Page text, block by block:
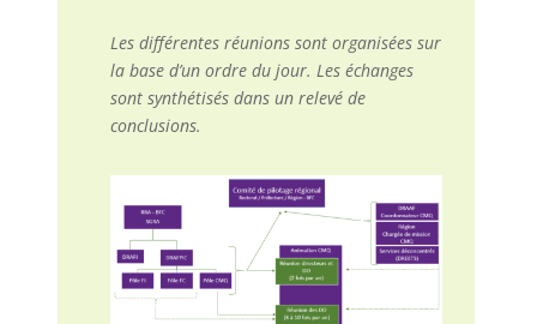
Les différentes réunions sont organisées sur
la base d’un ordre du jour. Les échanges
sont synthétisés dans un relevé de
conclusions.